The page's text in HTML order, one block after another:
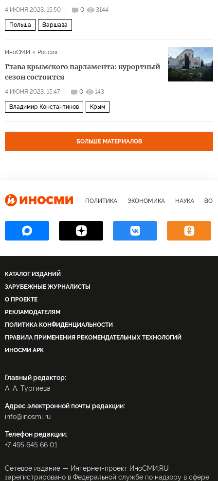
4 ИЮНЯ 2023, 15:50 0 3144
Польша Варшава
ИноСМИ Россия
Глава крымского парламента: курортный
сезон состоится
4 ИЮНЯ 2023, 15:47 0 143
Владимир Константинов Крым
БОЛЬШЕ МАТЕРИАЛОВ
ПОЛИТИКА ЭКОНОМИКА НАУКА
КАТАЛОГ ИЗДАНИЙ
ЗАРУБЕЖНЫЕ ЖУРНАЛИСТЫ
О ПРОЕКТЕ
РЕКЛАМОДАТЕЛЯМ
ПОЛИТИКА КОНФИДЕНЦИАЛЬНОСТИ
ПРАВИЛА ПРИМЕНЕНИЯ РЕКОМЕНДАТЕЛЬНЫХ ТЕХНОЛОГИЙ
ИНОСМИ APK
Главный редактор:
А. А. Тургиева
Адрес электронной почты редакции:
info@inosmi.ru
Телефон редакции:
+7 495 645 66 01
Сетевое издание — Интернет-проект ИноСМИ.RU
зарегистрировано в Федеральной службе по надзору в сфере